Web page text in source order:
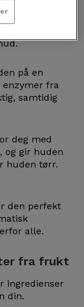
på en
enzymer fra
samtidig
deg med
og gir huden
huden tørr.
den perfekt
alle.
fra frukt
ingredienser
din.